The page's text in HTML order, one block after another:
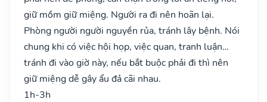
giữ mồm giữ miệng. Người ra đi nên hoãn lại.
Phòng người người nguyền rủa, tránh lây bệnh. Nói
chung khi có việc hội họp, việc quan, tranh luận…
tránh đi vào giờ này, nếu bắt buộc phải đi thì nên
giữ miệng dễ gây ẩu đả cãi nhau.
1h-3h